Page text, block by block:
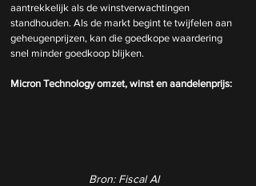
aantrekkelijk als de winstverwachtingen
standhouden. Als de markt begint te twijfelen aan
geheugenprijzen, kan die goedkope waardering
snel minder goedkoop blijken.
Micron Technology omzet, winst en aandelenprijs:
Bron: Fiscal AI